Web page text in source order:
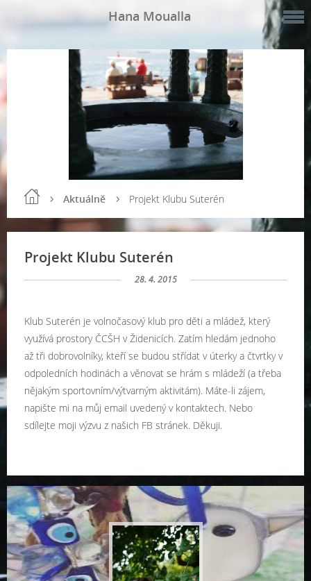
Hana Moualla
Aktuálně Projekt Klubu Suterén
Projekt Klubu Suterén
28. 4. 2015
Klub Suterén je volnočasový klub pro děti a mládež, který
využívá prostory ČCŠH v Židenicích. Zatím hledám jednoho
až tři dobrovolníky, kteří se budou střídat v úterky a čtvrtky v
odpoledních hodinách a věnovat se hrám s mládeží (a třeba
nějakým sportovním/výtvarným aktivitám). Máte-li zájem,
napište mi na můj email uvedený v kontaktech. Nebo
sdílejte moji výzvu z našich FB stránek. Děkuji.